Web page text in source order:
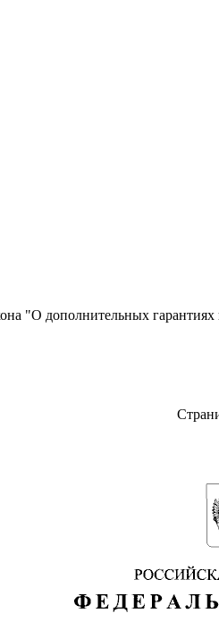
"О дополнительных